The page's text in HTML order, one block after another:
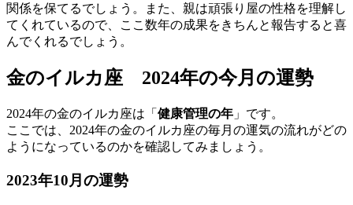
関係を保てるでしょう。また、親は頑張り屋の性格を理解し
てくれているので、ここ数年の成果をきちんと報告すると喜
んでくれるでしょう。
金のイルカ座 2024年の今月の運勢
2024年の金のイルカ座は「 健康管理の年 」です。
ここでは、2024年の金のイルカ座の毎月の運気の流れがどの
ようになっているのかを確認してみましょう。
2023年10月の運勢